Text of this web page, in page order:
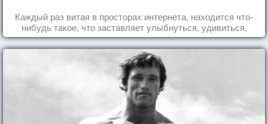
Каждый раз витая в просторах интернета, находится что-
нибудь такое, что заставляет улыбнуться, удивиться,
восхититься...